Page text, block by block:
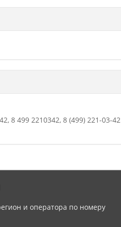
8 499 2210342, 8 (499) 221-03-42
и оператора по номеру